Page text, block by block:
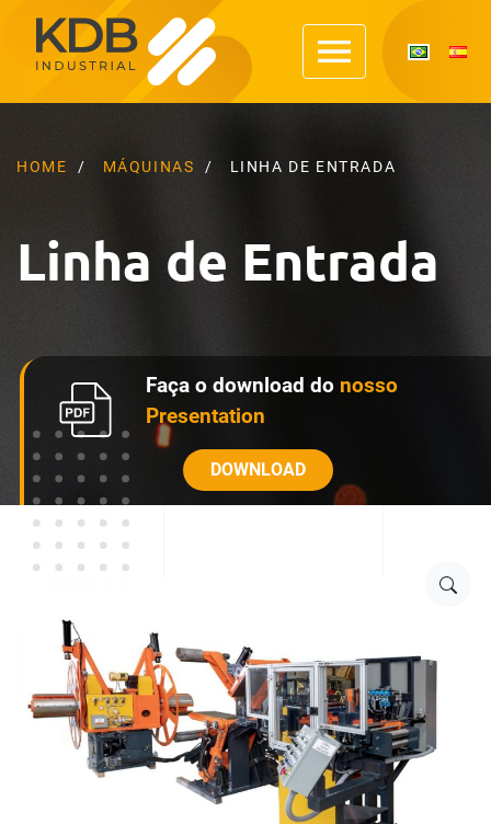
HOME MÁQUINAS LINHA DE ENTRADA
Linha de Entrada
Faça o download do nosso
Presentation
DOWNLOAD